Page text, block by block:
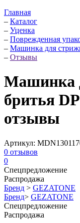
Главная
– Каталог
– Уценка
– Поврежденная
– Машинка для
– Отзывы
Машинка
бритья
отзывы
Артикул:
0 отзывов
0
Спецпредложение
Распродажа
Бренд > GEZATONE
Бренд> GEZATONE
Спецпредложение
Распродажа